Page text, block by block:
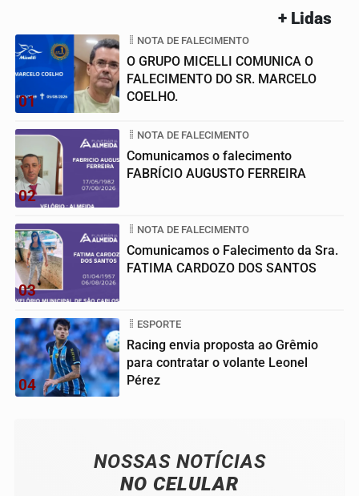
+ Lidas
01
NOTA DE FALECIMENTO
O GRUPO MICELLI COMUNICA O
FALECIMENTO DO SR. MARCELO
COELHO.
02
NOTA DE FALECIMENTO
Comunicamos o falecimento
FABRÍCIO AUGUSTO FERREIRA
03
NOTA DE FALECIMENTO
Comunicamos o Falecimento da Sra.
FATIMA CARDOZO DOS SANTOS
04
ESPORTE
Racing envia proposta ao Grêmio
para contratar o volante Leonel
Pérez
NOSSAS NOTÍCIAS
NO CELULAR